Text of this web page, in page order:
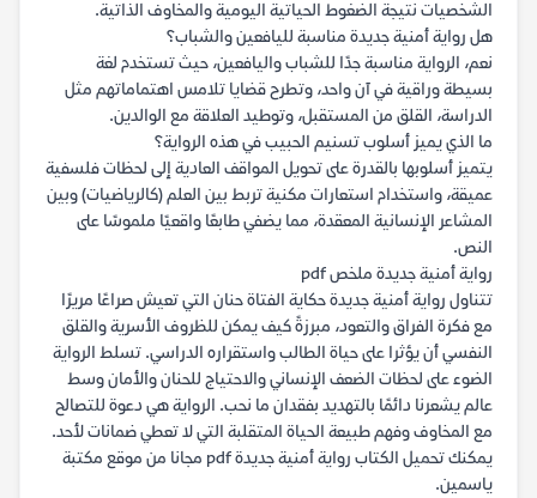
الشخصيات نتيجة الضغوط الحياتية اليومية والمخاوف الذاتية.
هل رواية أمنية جديدة مناسبة لليافعين والشباب؟
نعم، الرواية مناسبة جدًا للشباب واليافعين، حيث تستخدم لغة
بسيطة وراقية في آن واحد، وتطرح قضايا تلامس اهتماماتهم مثل
الدراسة، القلق من المستقبل، وتوطيد العلاقة مع الوالدين.
ما الذي يميز أسلوب تسنيم الحبيب في هذه الرواية؟
يتميز أسلوبها بالقدرة على تحويل المواقف العادية إلى لحظات فلسفية
عميقة، واستخدام استعارات مكنية تربط بين العلم (كالرياضيات) وبين
المشاعر الإنسانية المعقدة، مما يضفي طابعًا واقعيًا ملموسًا على
النص.
رواية أمنية جديدة ملخص pdf
تتناول رواية أمنية جديدة حكاية الفتاة حنان التي تعيش صراعًا مريرًا
مع فكرة الفراق والتعود، مبرزةً كيف يمكن للظروف الأسرية والقلق
النفسي أن يؤثرا على حياة الطالب واستقراره الدراسي. تسلط الرواية
الضوء على لحظات الضعف الإنساني والاحتياج للحنان والأمان وسط
عالم يشعرنا دائمًا بالتهديد بفقدان ما نحب. الرواية هي دعوة للتصالح
مع المخاوف وفهم طبيعة الحياة المتقلبة التي لا تعطي ضمانات لأحد.
يمكنك تحميل الكتاب رواية أمنية جديدة pdf مجانا من موقع مكتبة
ياسمين.